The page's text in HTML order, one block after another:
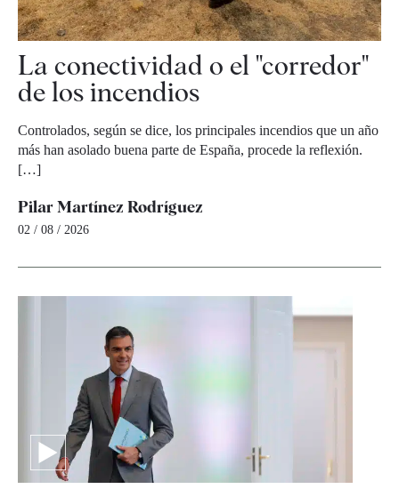
La conectividad o el "corredor"
de los incendios
Controlados, según se dice, los principales incendios que un año
más han asolado buena parte de España, procede la reflexión.
[…]
Pilar Martínez Rodríguez
02 / 08 / 2026